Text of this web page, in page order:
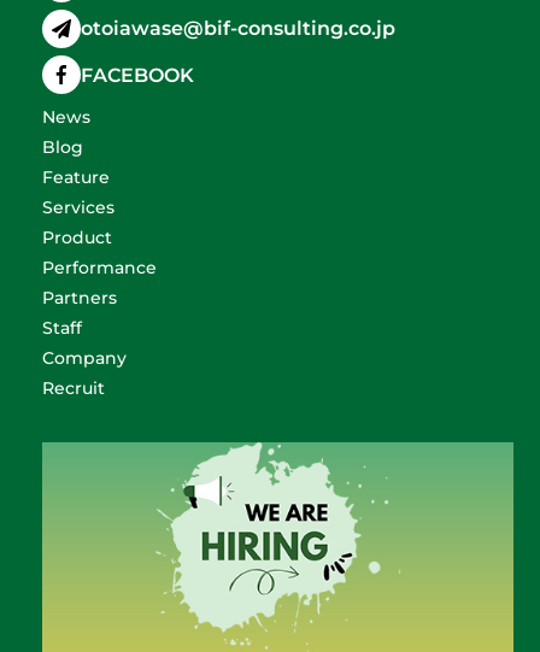
otoiawase@bif-consulting.co.jp
FACEBOOK
News
Blog
Feature
Services
Product
Performance
Partners
Staff
Company
Recruit